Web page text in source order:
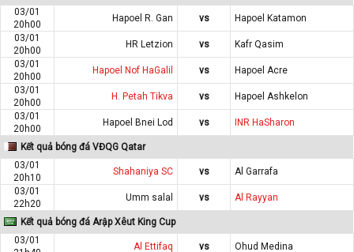
03/01
20h00
Hapoel R. Gan vs
Hapoel Katamon
03/01
20h00
HR Letzion vs
Kafr Qasim
03/01
20h00
Hapoel Nof HaGalil vs
Hapoel Acre
03/01
20h00
H. Petah Tikva vs
Hapoel Ashkelon
03/01
20h00
Hapoel Bnei Lod vs INR HaSharon
Kết quả bóng đá VĐQG Qatar
03/01
20h10
Shahaniya SC vs
Al Garrafa
03/01
22h20
Umm salal vs Al Rayyan
Kết quả bóng đá Arập Xêut King Cup
03/01
Al Ettifaq vs
Ohud Medina